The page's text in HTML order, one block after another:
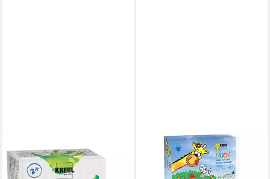
Fingerfarbe KREUL
Fingerfarben MUCKi 4x150ml
KREUL
Bastelfarbe Kreul MUCKI
Window Color Set Kleine